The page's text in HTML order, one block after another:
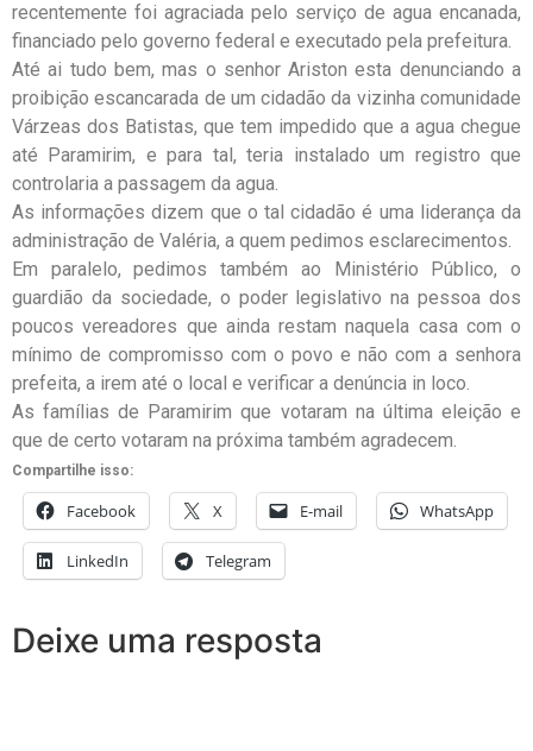
recentemente foi agraciada pelo serviço de agua encanada,
financiado pelo governo federal e executado pela prefeitura.
Até ai tudo bem, mas o senhor Ariston esta denunciando a
proibição escancarada de um cidadão da vizinha comunidade
Várzeas dos Batistas, que tem impedido que a agua chegue
até Paramirim, e para tal, teria instalado um registro que
controlaria a passagem da agua.
As informações dizem que o tal cidadão é uma liderança da
administração de Valéria, a quem pedimos esclarecimentos.
Em paralelo, pedimos também ao Ministério Público, o
guardião da sociedade, o poder legislativo na pessoa dos
poucos vereadores que ainda restam naquela casa com o
mínimo de compromisso com o povo e não com a senhora
prefeita, a irem até o local e verificar a denúncia in loco.
As famílias de Paramirim que votaram na última eleição e
que de certo votaram na próxima também agradecem.
Compartilhe isso:
Facebook X E-mail WhatsApp
LinkedIn Telegram
Deixe uma resposta